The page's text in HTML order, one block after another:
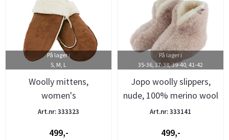
På lager i
S, M, L
Woolly mittens,
women's
Art.nr: 333323
499,-
På lager i
35-36, 37-38, 39-40, 41-42
Jopo woolly slippers,
nude, 100% merino wool
Art.nr: 333141
499,-